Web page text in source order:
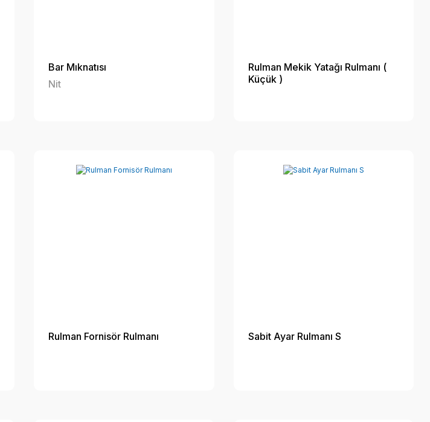
Bar Mıknatısı
Nit
Rulman Mekik Yatağı Rulmanı (
Küçük )
Rulman Fornisör Rulmanı Sabit Ayar Rulmanı S